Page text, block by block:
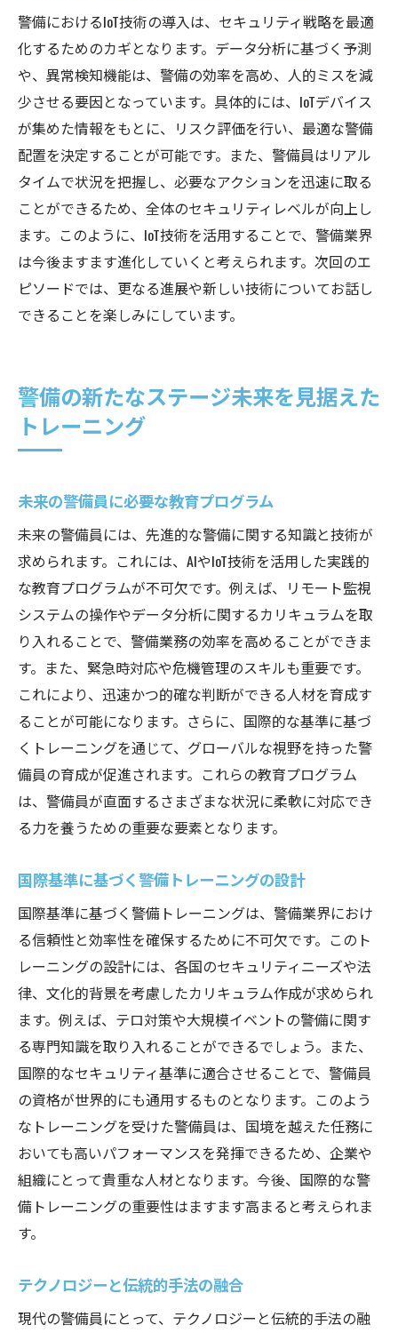
警備におけるIoT技術の導入は、セキュリティ戦略を最適
化するためのカギとなります。データ分析に基づく予測
や、異常検知機能は、警備の効率を高め、人的ミスを減
少させる要因となっています。具体的には、IoTデバイス
が集めた情報をもとに、リスク評価を行い、最適な警備
配置を決定することが可能です。また、警備員はリアル
タイムで状況を把握し、必要なアクションを迅速に取る
ことができるため、全体のセキュリティレベルが向上し
ます。このように、IoT技術を活用することで、警備業界
は今後ますます進化していくと考えられます。次回のエ
ピソードでは、更なる進展や新しい技術についてお話し
できることを楽しみにしています。
警備の新たなステージ未来を見据えた
トレーニング
未来の警備員に必要な教育プログラム
未来の警備員には、先進的な警備に関する知識と技術が
求められます。これには、AIやIoT技術を活用した実践的
な教育プログラムが不可欠です。例えば、リモート監視
システムの操作やデータ分析に関するカリキュラムを取
り入れることで、警備業務の効率を高めることができま
す。また、緊急時対応や危機管理のスキルも重要です。
これにより、迅速かつ的確な判断ができる人材を育成す
ることが可能になります。さらに、国際的な基準に基づ
くトレーニングを通じて、グローバルな視野を持った警
備員の育成が促進されます。これらの教育プログラム
は、警備員が直面するさまざまな状況に柔軟に対応でき
る力を養うための重要な要素となります。
国際基準に基づく警備トレーニングの設計
国際基準に基づく警備トレーニングは、警備業界におけ
る信頼性と効率性を確保するために不可欠です。このト
レーニングの設計には、各国のセキュリティニーズや法
律、文化的背景を考慮したカリキュラム作成が求められ
ます。例えば、テロ対策や大規模イベントの警備に関す
る専門知識を取り入れることができるでしょう。また、
国際的なセキュリティ基準に適合させることで、警備員
の資格が世界的にも通用するものとなります。このよう
なトレーニングを受けた警備員は、国境を越えた任務に
おいても高いパフォーマンスを発揮できるため、企業や
組織にとって貴重な人材となります。今後、国際的な警
備トレーニングの重要性はますます高まると考えられま
す。
テクノロジーと伝統的手法の融合
現代の警備員にとって、テクノロジーと伝統的手法の融